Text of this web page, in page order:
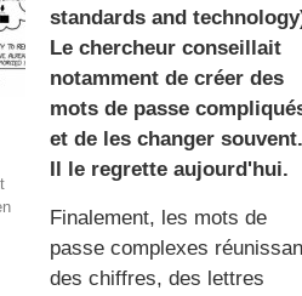
gratuite
standards and
Le chercheur conseillait
notamment de créer des
mots de passe
et de les changer souvent.
Il le regrette aujourd'hui.
Finalement, les mots de
passe complexes
des chiffres, des lettres